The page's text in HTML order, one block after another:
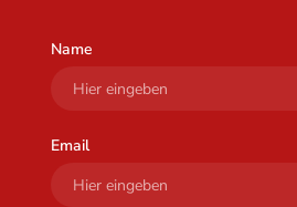
Name
Email